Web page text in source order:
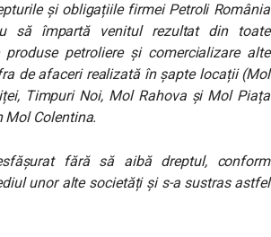
și obligațiile firmei Petroli România
să împartă venitul rezultat din toate
petroliere și comercializare alte
de afaceri realizată în șapte locații (Mol
Timpuri Noi, Mol Rahova și Mol Piața
Mol Colentina.
fără să aibă dreptul, conform
unor alte societăți și s-a sustras astfel